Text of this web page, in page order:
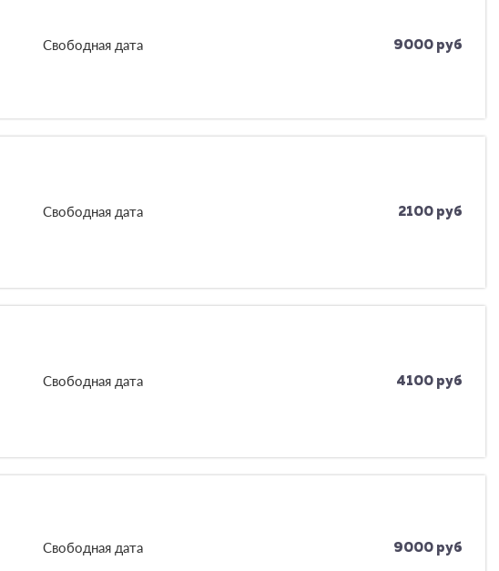
Свободная дата 9000 руб
Свободная дата 2100 руб
Свободная дата 4100 руб
Свободная дата 9000 руб